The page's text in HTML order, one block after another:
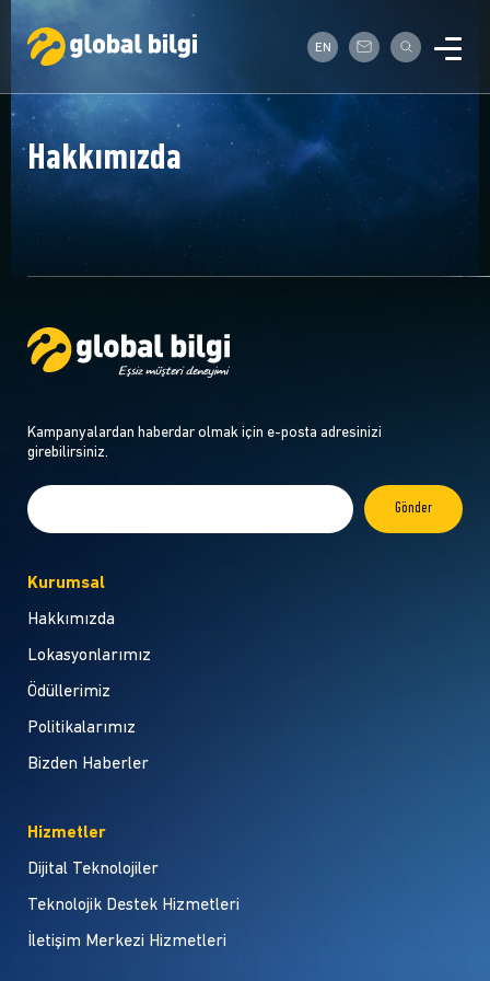
EN
Hakkımızda
Kampanyalardan haberdar olmak için e-posta adresinizi
girebilirsiniz.
Kurumsal
Hakkımızda
Lokasyonlarımız
Ödüllerimiz
Politikalarımız
Bizden Haberler
Hizmetler
Dijital Teknolojiler
Teknolojik Destek Hizmetleri
İletişim Merkezi Hizmetleri